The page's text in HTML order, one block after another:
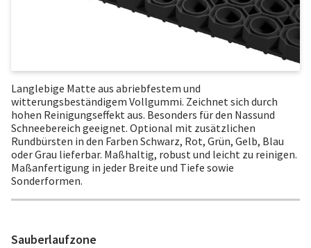
Langlebige Matte aus abriebfestem und
witterungsbeständigem Vollgummi. Zeichnet sich durch
hohen Reinigungseffekt aus. Besonders für den Nassund
Schneebereich geeignet. Optional mit zusätzlichen
Rundbürsten in den Farben Schwarz, Rot, Grün, Gelb, Blau
oder Grau lieferbar. Maßhaltig, robust und leicht zu reinigen.
Maßanfertigung in jeder Breite und Tiefe sowie
Sonderformen.
Sauberlaufzone